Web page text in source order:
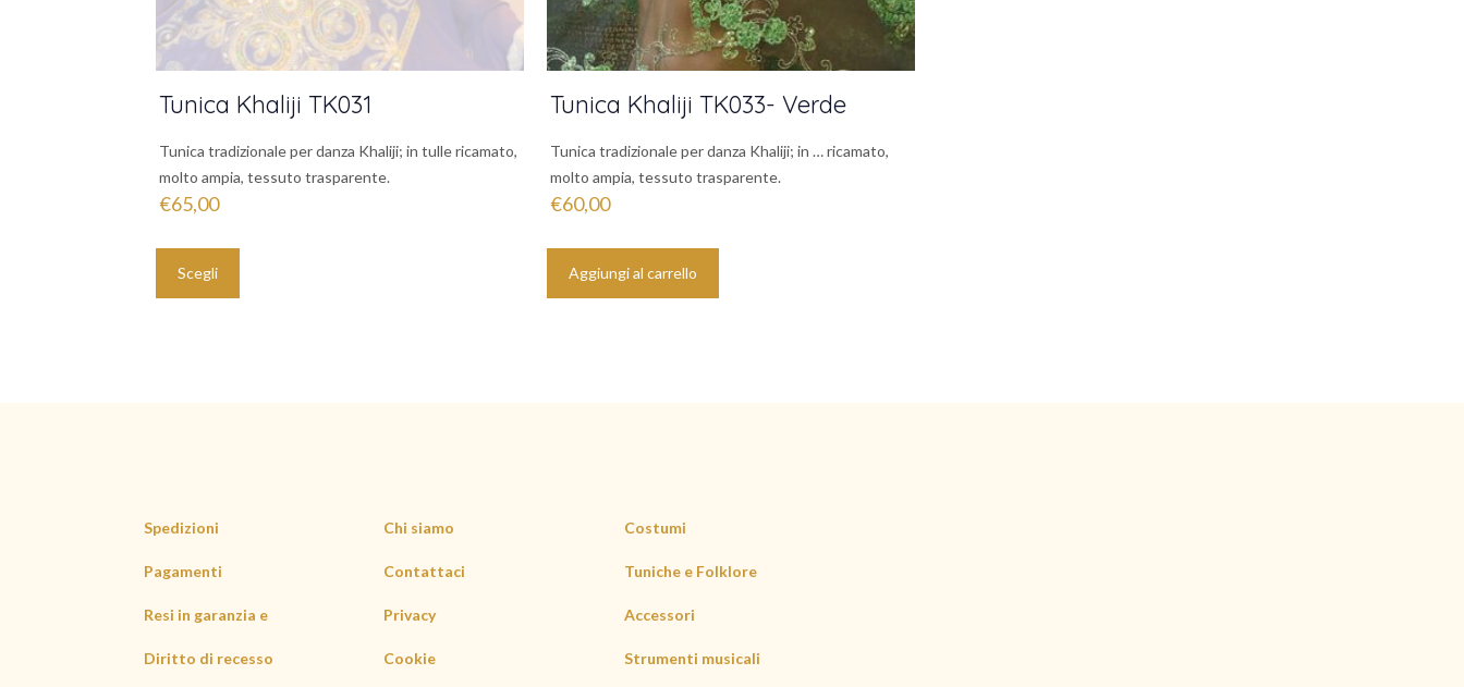
Tunica Khaliji TK031
Tunica tradizionale per danza Khaliji; in tulle ricamato,
molto ampia, tessuto trasparente.
€65,00
Scegli
Tunica Khaliji TK033- Verde
Tunica tradizionale per danza Khaliji; in … ricamato,
molto ampia, tessuto trasparente.
€60,00
Aggiungi al carrello
Spedizioni
Pagamenti
Resi in garanzia e
Diritto di recesso
Chi siamo
Contattaci
Privacy
Cookie
Costumi
Tuniche e Folklore
Accessori
Strumenti musicali